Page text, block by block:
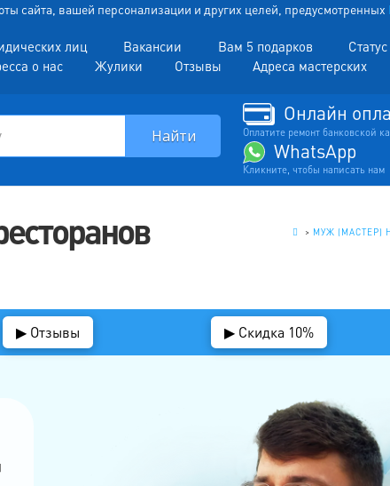
сайта, вашей персонализации и других целей, предусмотренных
лиц Вакансии Вам 5 подарков
о нас Жулики Отзывы Адреса мастерских
Онлайн
Оплатите ремонт банковской
WhatsApp
Кликните, чтобы написать нам
> МУЖ (МАСТЕР)
▶ Отзывы ▶ Скидка 10%